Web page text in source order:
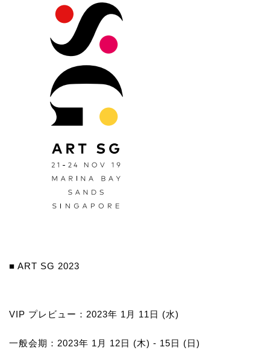
■ ART SG 2023
VIP プレビュー：2023年 1月 11日 (水)
一般会期：2023年 1月 12日 (木) - 15日 (日)